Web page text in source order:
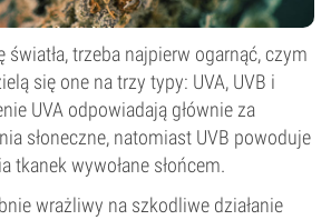
światła, trzeba najpierw ogarnąć, czym
się one na trzy typy: UVA, UVB i
UVA odpowiadają głównie za
słoneczne, natomiast UVB powoduje
tkanek wywołane słońcem.
wrażliwy na szkodliwe działanie